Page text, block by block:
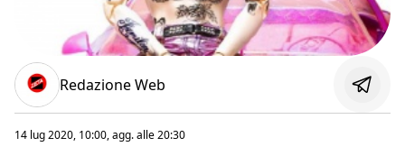
Redazione Web
14 lug 2020, 10:00, agg. alle20:30